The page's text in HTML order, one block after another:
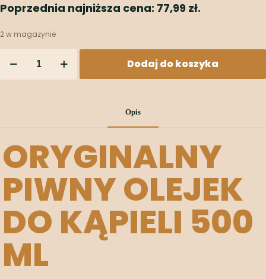
Poprzednia najniższa cena: 77,99 zł.
2 w magazynie
Dodaj do koszyka
Opis
ORYGINALNY
PIWNY OLEJEK
DO KĄPIELI 500
ML